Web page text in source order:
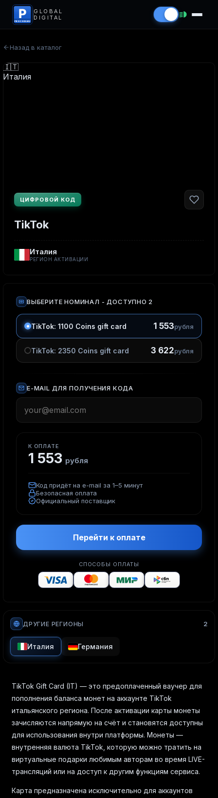
P
PROCODS.RU
GLOBAL
DIGITAL
Назад в каталог
ЦИФРОВОЙ КОД
TikTok
Италия
РЕГИОН АКТИВАЦИИ
ДРУГИЕ РЕГИОНЫ 2
Италия Германия
ВЫБЕРИТЕ НОМИНАЛ - ДОСТУПНО 2
TikTok: 1100 Coins gift card 1 553рубля
TikTok: 2350 Coins gift card 3 622рубля
E-MAIL ДЛЯ ПОЛУЧЕНИЯ КОДА
К ОПЛАТЕ
1 553 рубля
Код придёт на e-mail за 1–5 минут
Безопасная оплата
Официальный поставщик
Перейти к оплате
СПОСОБЫ ОПЛАТЫ
TikTok Gift Card (IT) — это предоплаченный ваучер для
пополнения баланса монет на аккаунте TikTok
итальянского региона. После активации карты монеты
зачисляются напрямую на счёт и становятся доступны
для использования внутри платформы. Монеты —
внутренняя валюта TikTok, которую можно тратить на
виртуальные подарки любимым авторам во время LIVE-
трансляций или на доступ к другим функциям сервиса.
Карта предназначена исключительно для аккаунтов